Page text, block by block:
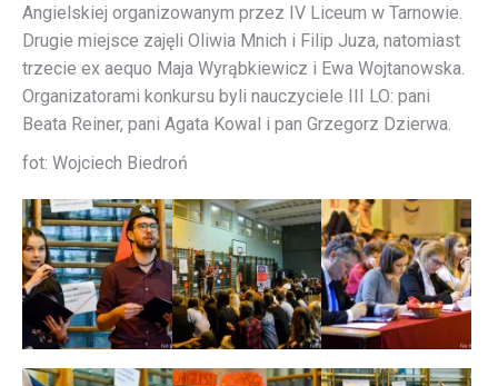
Angielskiej organizowanym przez IV Liceum w Tarnowie.
Drugie miejsce zajęli Oliwia Mnich i Filip Juza, natomiast
trzecie ex aequo Maja Wyrąbkiewicz i Ewa Wojtanowska.
Organizatorami konkursu byli nauczyciele III LO: pani
Beata Reiner, pani Agata Kowal i pan Grzegorz Dzierwa.
fot: Wojciech Biedroń